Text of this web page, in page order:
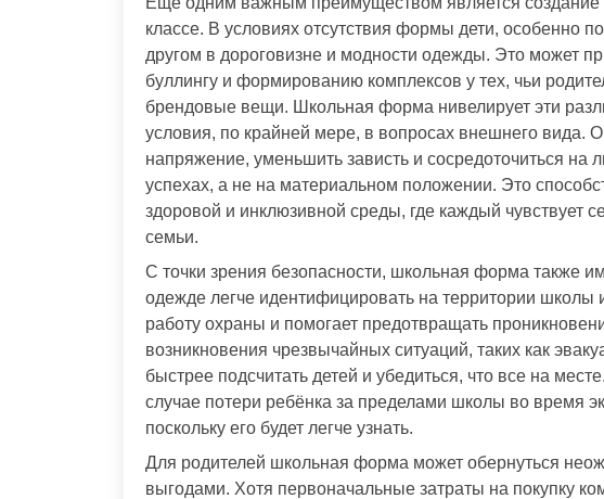
классе. В условиях отсутствия формы дети, особенно
другом в дороговизне и модности одежды. Это может
буллингу и формированию комплексов у тех, чьи
брендовые вещи. Школьная форма нивелирует эти
условия, по крайней мере, в вопросах внешнего вида.
напряжение, уменьшить зависть и сосредоточиться на
успехах, а не на материальном положении. Это
здоровой и инклюзивной среды, где каждый чувствует
семьи.
С точки зрения безопасности, школьная форма также
одежде легче идентифицировать на территории школы
работу охраны и помогает предотвращать
возникновения чрезвычайных ситуаций, таких как
быстрее подсчитать детей и убедиться, что все на
случае потери ребёнка за пределами школы во время
поскольку его будет легче узнать.
Для родителей школьная форма может обернуться
выгодами. Хотя первоначальные затраты на покупку